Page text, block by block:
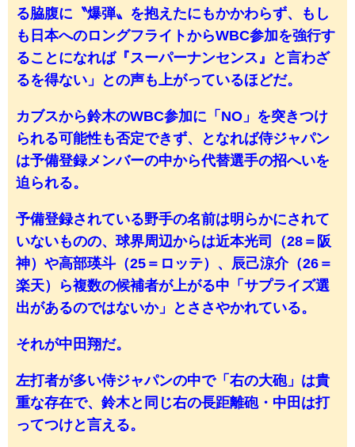
る脇腹に〝爆弾〟を抱えたにもかかわらず、もし
も日本へのロングフライトからWBC参加を強行す
ることになれば『スーパーナンセンス』と言わざ
るを得ない」との声も上がっているほどだ。
カブスから鈴木のWBC参加に「NO」を突きつけ
られる可能性も否定できず、となれば侍ジャパン
は予備登録メンバーの中から代替選手の招へいを
迫られる。
予備登録されている野手の名前は明らかにされて
いないものの、球界周辺からは近本光司（28＝阪
神）や高部瑛斗（25＝ロッテ）、辰己涼介（26＝
楽天）ら複数の候補者が上がる中「サプライズ選
出があるのではないか」とささやかれている。
それが中田翔だ。
左打者が多い侍ジャパンの中で「右の大砲」は貴
重な存在で、鈴木と同じ右の長距離砲・中田は打
ってつけと言える。